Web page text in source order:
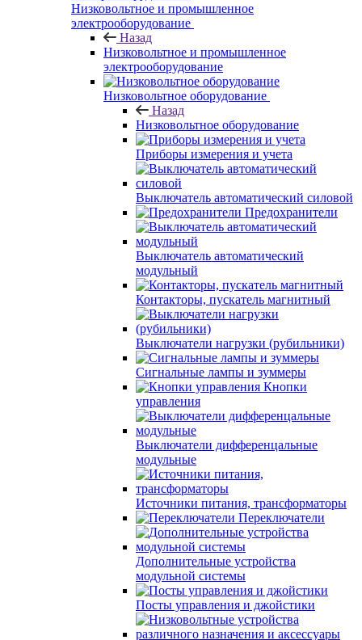
Низковольтное и промышленное
электрооборудование
Назад
Низковольтное и промышленное
электрооборудование
Низковольтное оборудование
Назад
Низковольтное оборудование
Приборы измерения и учета
Выключатель автоматический силовой
Предохранители
Выключатель автоматический
модульный
Контакторы, пускатель магнитный
Выключатели нагрузки (рубильники)
Сигнальные лампы и зуммеры
Кнопки
управления
Выключатели дифференцальные
модульные
Источники питания, трансформаторы
Переключатели
Дополнительные устройства
модульной системы
Посты управления и джойстики